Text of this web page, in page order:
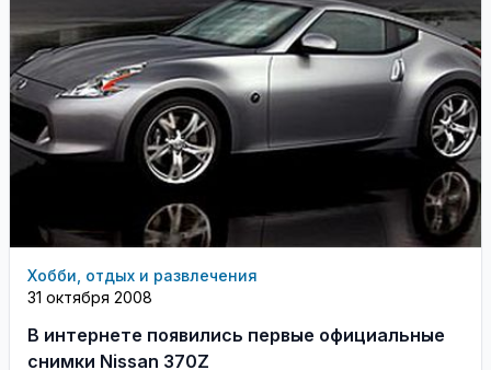
Хобби, отдых и развлечения
31 октября 2008
В интернете появились первые официальные
снимки Nissan 370Z